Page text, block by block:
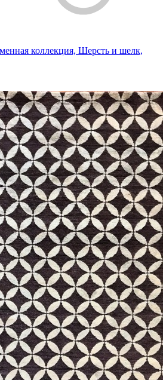
коллекция, Шерсть и шелк,